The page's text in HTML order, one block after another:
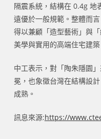
隔震系統，結構在 0.4g
遠優於一般規範。整體而
得以兼顧「造型藝術」與
美學與實用的高端住宅建築
中工表示，對「陶朱隱園
冕，也象徵台灣在結構設
成熟。
訊息來源:https://